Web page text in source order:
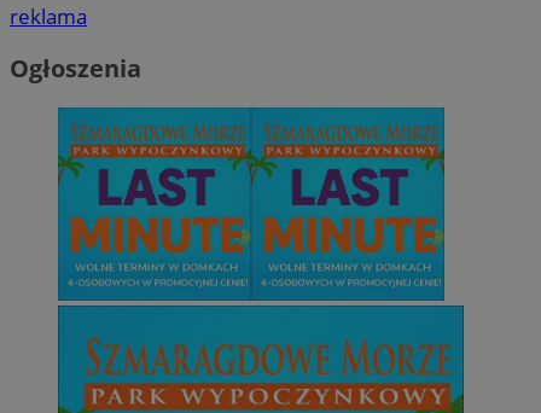
reklama
Ogłoszenia